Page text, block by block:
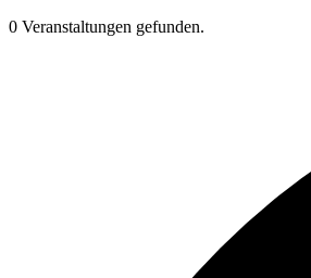
0 Veranstaltungen gefunden.